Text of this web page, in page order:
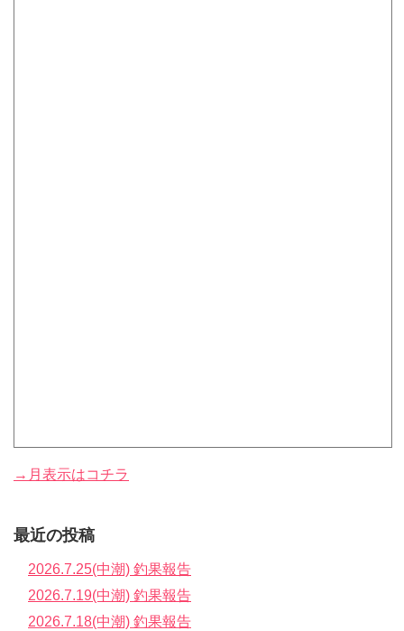
→月表示はコチラ
最近の投稿
2026.7.25(中潮) 釣果報告
2026.7.19(中潮) 釣果報告
2026.7.18(中潮) 釣果報告